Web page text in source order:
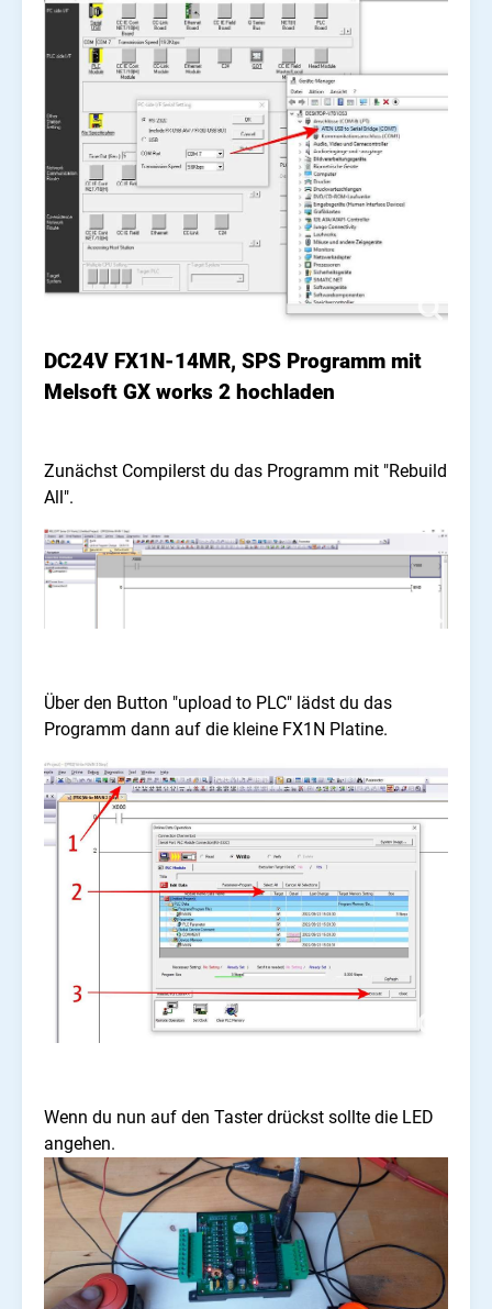
DC24V FX1N-14MR, SPS Programm mit
Melsoft GX works 2 hochladen
Zunächst Compilerst du das Programm mit "Rebuild
All".
Über den Button "upload to PLC" lädst du das
Programm dann auf die kleine FX1N Platine.
Wenn du nun auf den Taster drückst sollte die LED
angehen.